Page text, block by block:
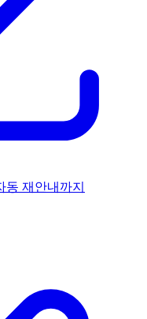
동 재안내까지